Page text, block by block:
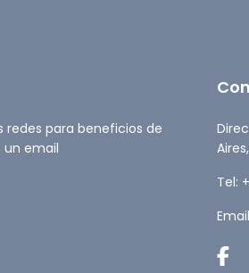
redes para beneficios de
un email
Tel: